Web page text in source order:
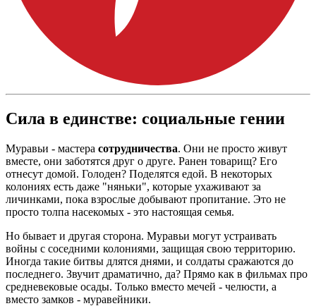
Сила в единстве: социальные гении
Муравьи - мастера сотрудничества. Они не просто живут
вместе, они заботятся друг о друге. Ранен товарищ? Его
отнесут домой. Голоден? Поделятся едой. В некоторых
колониях есть даже "няньки", которые ухаживают за
личинками, пока взрослые добывают пропитание. Это не
просто толпа насекомых - это настоящая семья.
Но бывает и другая сторона. Муравьи могут устраивать
войны с соседними колониями, защищая свою территорию.
Иногда такие битвы длятся днями, и солдаты сражаются до
последнего. Звучит драматично, да? Прямо как в фильмах про
средневековые осады. Только вместо мечей - челюсти, а
вместо замков - муравейники.